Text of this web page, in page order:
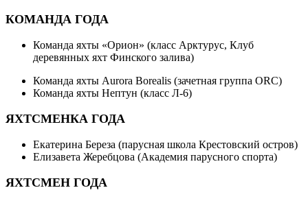
КОМАНДА ГОДА
Команда яхты «Орион» (класс Арктурус, Клуб
деревянных яхт Финского залива)
Команда яхты Aurora Borealis (зачетная группа ORC)
Команда яхты Нептун (класс Л-6)
ЯХТСМЕНКА ГОДА
Екатерина Береза (парусная школа Крестовский остров)
Елизавета Жеребцова (Академия парусного спорта)
ЯХТСМЕН ГОДА